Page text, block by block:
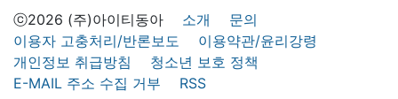
ⓒ2026 (주)아이티동아 소개
문의
이용자 고충처리/반론보도
이용약관/윤리강령
개인정보 취급방침
청소년 보호 정책
E-MAIL 주소 수집 거부
RSS